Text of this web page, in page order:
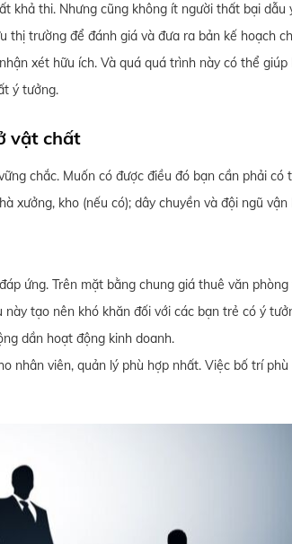
khả thi. Nhưng cũng không ít người thất bại dẫu
thị trường để đánh giá và đưa ra bản kế hoạch
xét hữu ích. Và quá quá trình này có thể
ý tưởng.
vật chất
chắc. Muốn có được điều đó bạn cần phải có
xưởng, kho (nếu có); dây chuyền và đội ngũ vận
ứng. Trên mặt bằng chung giá thuê văn
tạo nên khó khăn đối với các bạn trẻ có ý
dần hoạt động kinh doanh.
nhân viên, quản lý phù hợp nhất. Việc bố trí